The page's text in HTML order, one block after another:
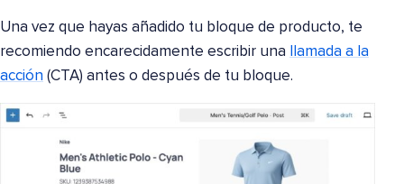
Una vez que hayas añadido tu bloque de producto, te
recomiendo encarecidamente escribir una
llamada a la
acción (CTA) antes o después de tu bloque.